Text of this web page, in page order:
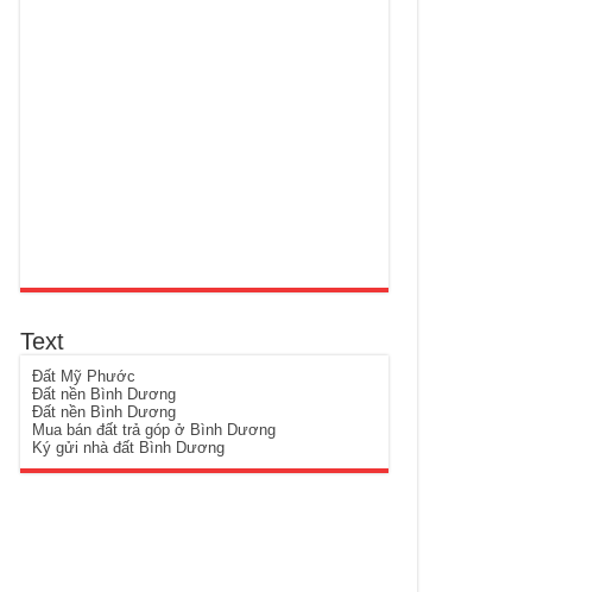
Text
Đất Mỹ Phước
Đất nền Bình Dương
Đất nền Bình Dương
Mua bán đất trả góp ở Bình Dương
Ký gửi nhà đất Bình Dương